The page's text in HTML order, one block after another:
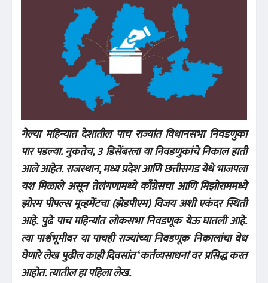
गेल्या महिन्यात देशातील पाच राज्यांत विधानसभा निवडणुका
पार पडल्या. नुकतेच, 3 डिसेंबरला या निवडणुकांचे निकाल हाती
आले आहेत. राजस्थान, मध्य प्रदेश आणि छत्तीसगड येथे भाजपला
यश मिळाले असून तेलंगणामध्ये काँग्रेसचा आणि मिझोराममध्ये
झोरम पीपल्स मूव्हमेंटचा (झेडपीएम) विजय अशी एकंदर स्थिती
आहे. पुढे पाच महिन्यांत लोकसभा निवडणूक येऊ घातली आहे.
त्या पार्श्वभूमीवर या पाचही राज्यांच्या निवडणूक निकालांचा वेध
घेणारे लेख पुढील काही दिवसांत‘कर्तव्यसाधना’वर प्रसिद्ध करत
आहोत. त्यातील हा पहिला लेख.